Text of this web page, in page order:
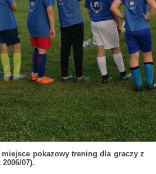
pokazowy trening dla graczy z
07).